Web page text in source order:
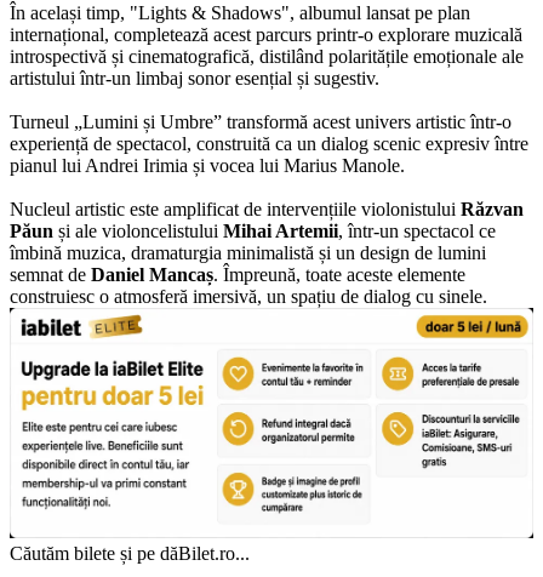
În același timp, "Lights & Shadows", albumul lansat pe plan
internațional, completează acest parcurs printr-o explorare muzicală
introspectivă și cinematografică, distilând polaritățile emoționale ale
artistului într-un limbaj sonor esențial și sugestiv.
Turneul „Lumini și Umbre” transformă acest univers artistic într-o
experiență de spectacol, construită ca un dialog scenic expresiv între
pianul lui Andrei Irimia și vocea lui Marius Manole.
Nucleul artistic este amplificat de intervențiile violonistului Răzvan
Păun și ale violoncelistului Mihai Artemii, într-un spectacol ce
îmbină muzica, dramaturgia minimalistă și un design de lumini
semnat de Daniel Mancaș. Împreună, toate aceste elemente
construiesc o atmosferă imersivă, un spațiu de dialog cu sinele.
Căutăm bilete și pe dăBilet.ro...